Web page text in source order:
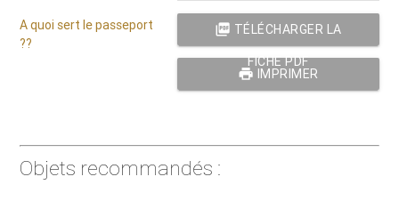
A quoi sert le passeport
??
picture_as_pdf TÉLÉCHARGER LA
FICHE PDF
print IMPRIMER
Objets recommandés :